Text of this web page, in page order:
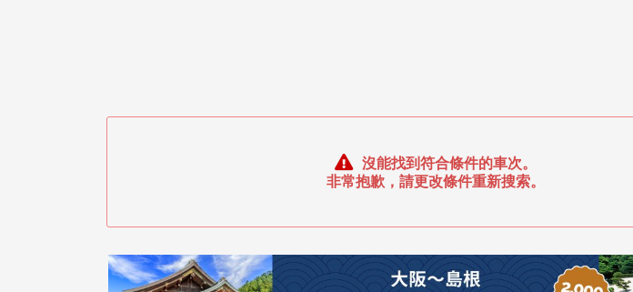
沒能找到符合條件的車次。
非常抱歉，請更改條件重新搜索。